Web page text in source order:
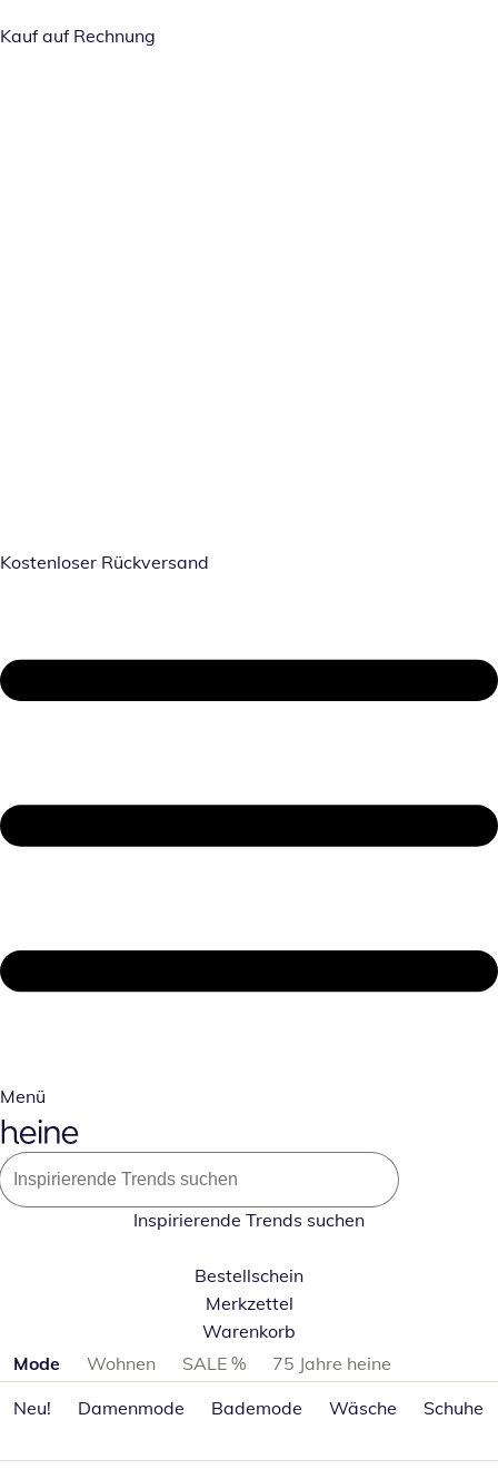
Kauf auf Rechnung
Kostenloser Rückversand
Menü
Inspirierende Trends suchen
Bestellschein
Merkzettel
Warenkorb
Produktkategorien überspringen
Mode Wohnen SALE %
75 Jahre heine
Neu!
Damenmode Bademode Wäsche Schuhe